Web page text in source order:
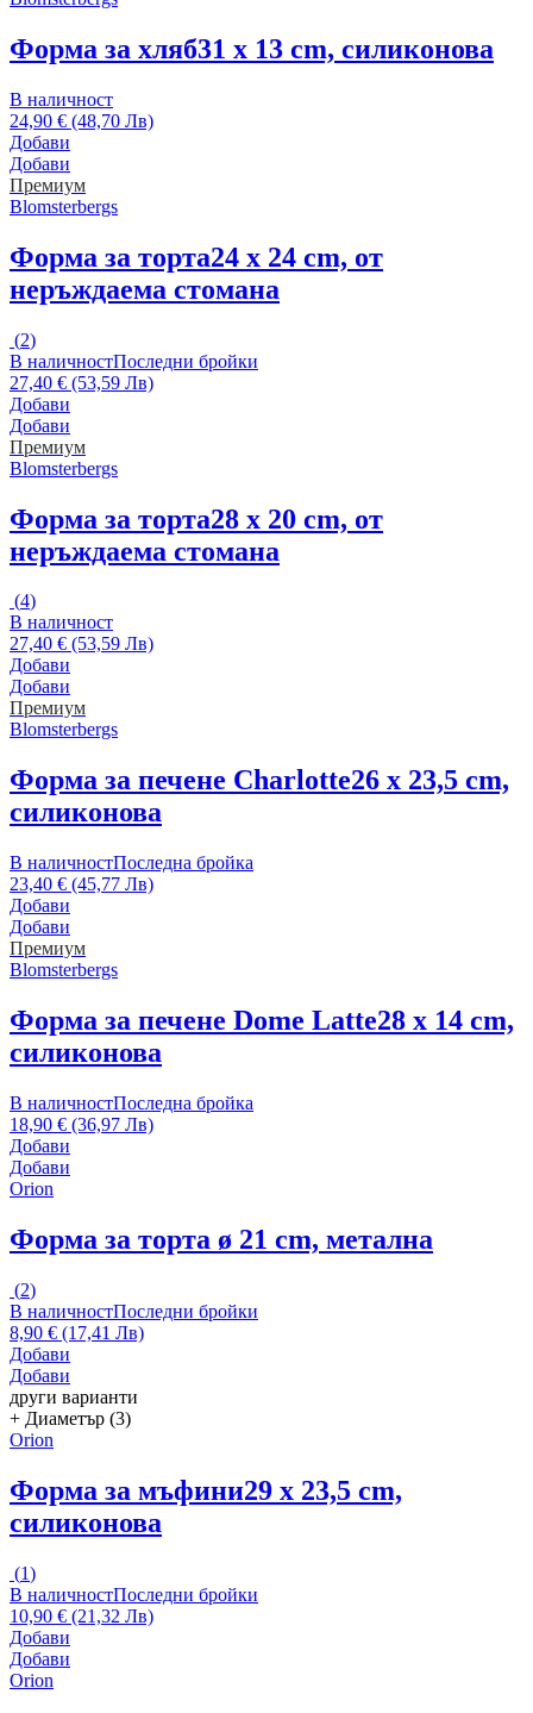
Форма за хляб31 x 13 cm, силиконова
В наличност
24,90 € (48,70 Лв)
Добави
Добави
Премиум
Blomsterbergs
Форма за торта24 x 24 cm, от
неръждаема стомана
(2)
В наличностПоследни бройки
27,40 € (53,59 Лв)
Добави
Добави
Премиум
Blomsterbergs
Форма за торта28 x 20 cm, от
неръждаема стомана
(4)
В наличност
27,40 € (53,59 Лв)
Добави
Добави
Премиум
Blomsterbergs
Форма за печене Charlotte26 x 23,5 cm,
силиконова
В наличностПоследна бройка
23,40 € (45,77 Лв)
Добави
Добави
Премиум
Blomsterbergs
Форма за печене Dome Latte28 x 14 cm,
силиконова
В наличностПоследна бройка
18,90 € (36,97 Лв)
Добави
Добави
Orion
Форма за торта ø 21 cm, метална
(2)
В наличностПоследни бройки
8,90 € (17,41 Лв)
Добави
Добави
други варианти
+ Диаметър (3)
Orion
Форма за мъфини29 x 23,5 cm,
силиконова
(1)
В наличностПоследни бройки
10,90 € (21,32 Лв)
Добави
Добави
Orion